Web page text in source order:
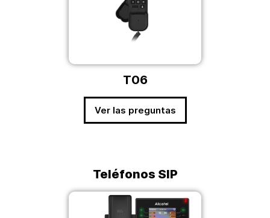
T06
Ver las preguntas
Teléfonos SIP